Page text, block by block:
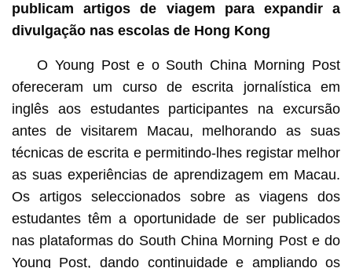
publicam artigos de viagem para expandir a
divulgação nas escolas de Hong Kong
O Young Post e o South China Morning Post
ofereceram um curso de escrita jornalística em
inglês aos estudantes participantes na excursão
antes de visitarem Macau, melhorando as suas
técnicas de escrita e permitindo-lhes registar melhor
as suas experiências de aprendizagem em Macau.
Os artigos seleccionados sobre as viagens dos
estudantes têm a oportunidade de ser publicados
nas plataformas do South China Morning Post e do
Young Post, dando continuidade e ampliando os